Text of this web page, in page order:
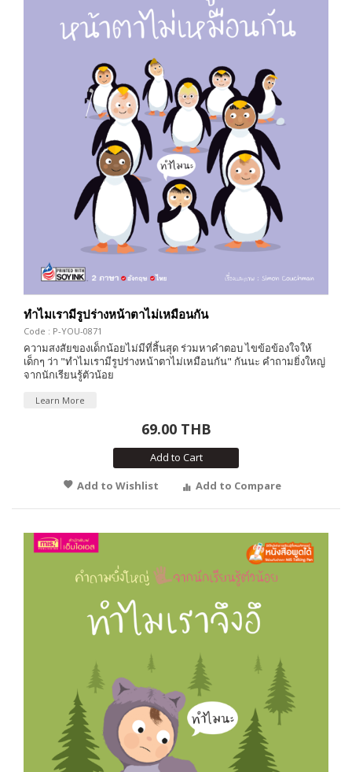
ทำไมเรามีรูปร่างหน้าตาไม่เหมือนกัน
Code : P-YOU-0871
ความสงสัยของเด็กน้อยไม่มีที่สิ้นสุด ร่วมหาคำตอบ ไขข้อข้องใจให้
เด็กๆ ว่า "ทำไมเรามีรูปร่างหน้าตาไม่เหมือนกัน" กันนะ คำถามยิ่งใหญ่
จากนักเรียนรู้ตัวน้อย
Learn More
69.00 THB
Add to Cart
Add to Wishlist
Add to Compare